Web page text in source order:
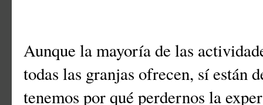
Aunque la mayoría de las
todas las granjas ofrecen, sí están
tenemos por qué perdernos la